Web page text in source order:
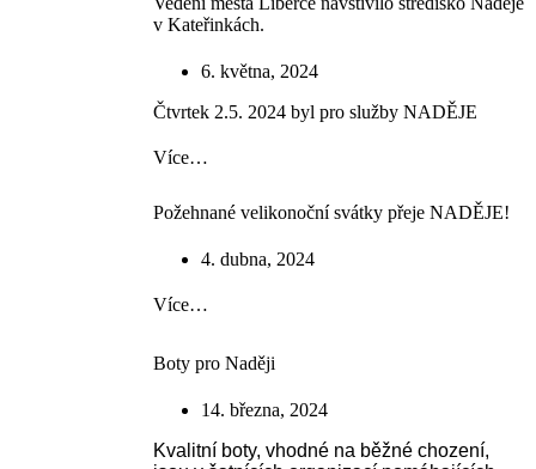
v Kateřinkách.
6. května, 2024
Čtvrtek 2.5. 2024 byl pro služby NADĚJE
Více…
Požehnané velikonoční svátky přeje NADĚJE!
4. dubna, 2024
Více…
Boty pro Naději
14. března, 2024
Kvalitní boty, vhodné na běžné chození,